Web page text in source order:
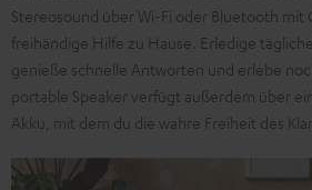
Stereosound über Wi-Fi oder Bluetooth mit
freihändige Hilfe zu Hause. Erledige
genieße schnelle Antworten und erlebe
portable Speaker verfügt außerdem über
Akku, mit dem du die wahre Freiheit des